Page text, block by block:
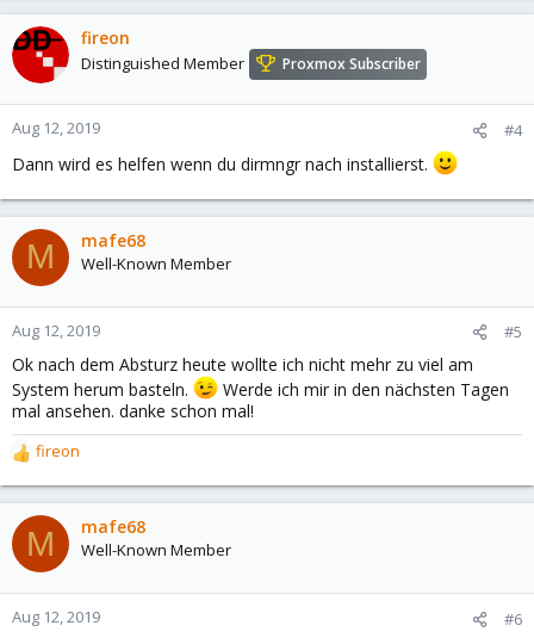
fireon
Distinguished Member Proxmox Subscriber
Aug 12, 2019 #4
Dann wird es helfen wenn du dirmngr nach installierst.
M mafe68
Well-Known Member
Aug 12, 2019 #5
Ok nach dem Absturz heute wollte ich nicht mehr zu viel am
System herum basteln.
Werde ich mir in den nächsten Tagen
mal ansehen. danke schon mal!
R
e
a
c
t
o
n
fireon
M mafe68
Well-Known Member
Aug 12, 2019 #6